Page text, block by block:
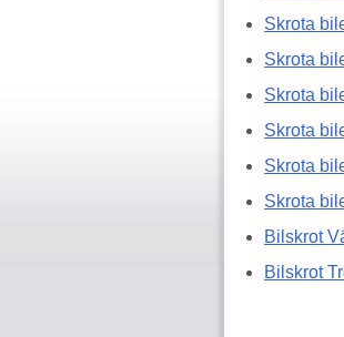
Skrota
Skrota
Skrota
Skrota
Skrota
Skrota
Bilskrot
Bilskrot